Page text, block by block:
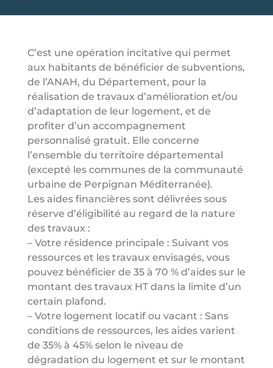
C’est une opération incitative qui permet
aux habitants de bénéficier de subventions,
de l’ANAH, du Département, pour la
réalisation de travaux d’amélioration et/ou
d’adaptation de leur logement, et de
profiter d’un accompagnement
personnalisé gratuit. Elle concerne
l’ensemble du territoire départemental
(excepté les communes de la communauté
urbaine de Perpignan Méditerranée).
Les aides financières sont délivrées sous
réserve d’éligibilité au regard de la nature
des travaux :
– Votre résidence principale : Suivant vos
ressources et les travaux envisagés, vous
pouvez bénéficier de 35 à 70 % d’aides sur le
montant des travaux HT dans la limite d’un
certain plafond.
– Votre logement locatif ou vacant : Sans
conditions de ressources, les aides varient
de 35% à 45% selon le niveau de
dégradation du logement et sur le montant